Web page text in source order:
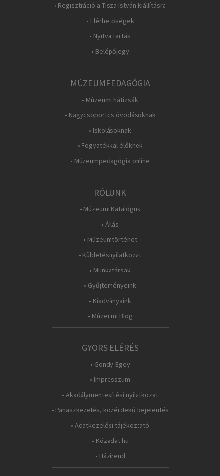
• Regisztráció a Tisza István-kiállításra
• Elérhetőségek
• Nyitva tartás
• Belépőjegy
MÚZEUMPEDAGÓGIA
• Múzeumi hátizsák
• Nagycsoportos óvodásoknak
• Iskolásoknak
• Fogyatékkal élőknek
• Múzeumpedagógia online
RÓLUNK
• Múzeumi Katalógus
• Állás
• Múzeumtörténet
• Küldetésnyilatkozat
• Munkatársak
• Gyűjteményeink
• Kiadványaink
• Múzeumi Blog
GYORS ELÉRÉS
• Gondy-Egey
• Impresszum
• Akadálymentesítési nyilatkozat
• Panaszkezelés, közérdekű bejelentés
• Adatkezelési tájékoztató
• Közadat.hu
• Házirend